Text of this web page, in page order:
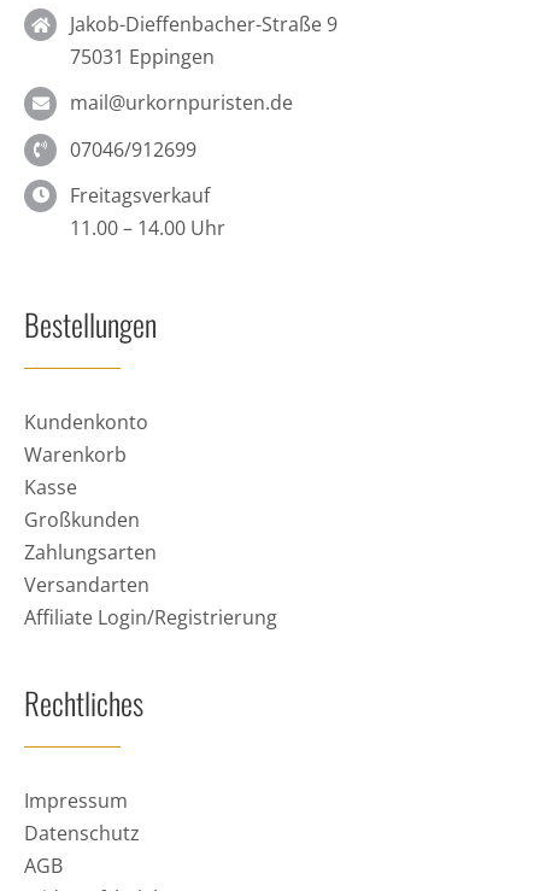
Jakob-Dieffenbacher-Straße 9
75031 Eppingen
mail@urkornpuristen.de
07046/912699
Freitagsverkauf
11.00 – 14.00 Uhr
Bestellungen
Kundenkonto
Warenkorb
Kasse
Großkunden
Zahlungsarten
Versandarten
Affiliate Login/Registrierung
Rechtliches
Impressum
Datenschutz
AGB